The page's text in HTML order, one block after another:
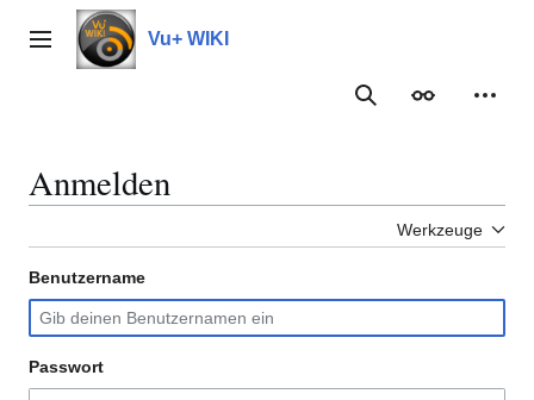
Inhalt
springenHauptmenü Vu+ WIKI
Suche
Anmelden
Werkzeuge
Benutzername
Passwort